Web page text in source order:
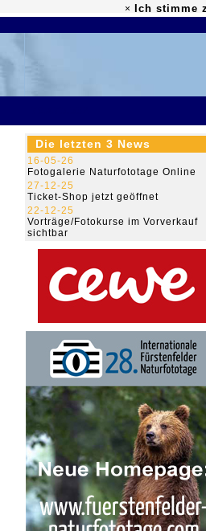
× Ich stimme
Die letzten 3 News
16-05-26
Fotogalerie Naturfototage Online
27-12-25
Ticket-Shop jetzt geöffnet
22-12-25
Vorträge/Fotokurse im Vorverkauf
sichtbar